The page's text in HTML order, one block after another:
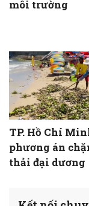
môi trường
TP. Hồ Chí
phương án
thải đại dương